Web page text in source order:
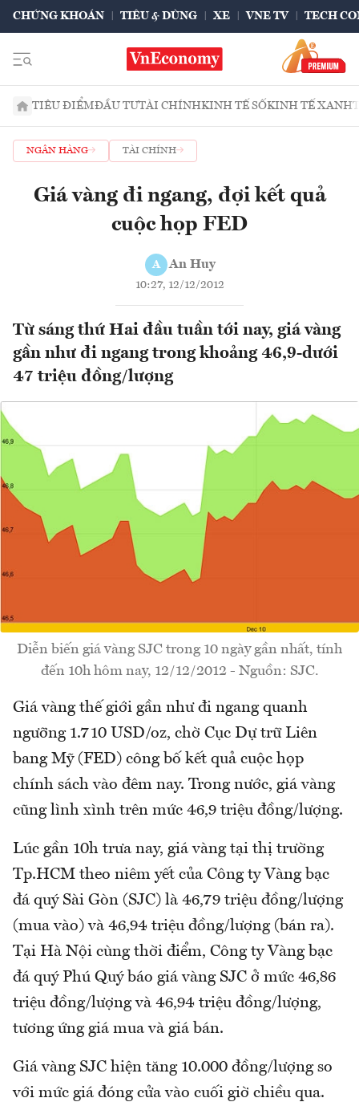
CHỨNG KHOÁN TIÊU & DÙNG XE VNE TV TECH
TIÊU ĐIỂMĐẦU TƯTÀI CHÍNHKINH TẾ SỐKINH TẾ XANH
NGÂN HÀNG TÀI CHÍNH
Giá vàng đi ngang, đợi kết quả
cuộc họp FED
A An Huy
10:27, 12/12/2012
Từ sáng thứ Hai đầu tuần tới nay, giá vàng
gần như đi ngang trong khoảng 46,9-dưới
47 triệu đồng/lượng
Diễn biến giá vàng SJC trong 10 ngày gần nhất, tính
đến 10h hôm nay, 12/12/2012 - Nguồn: SJC.
Giá vàng thế giới gần như đi ngang quanh
ngưỡng 1.710 USD/oz, chờ Cục Dự trữ Liên
bang Mỹ (FED) công bố kết quả cuộc họp
chính sách vào đêm nay. Trong nước, giá vàng
cũng lình xình trên mức 46,9 triệu đồng/lượng.
Lúc gần 10h trưa nay, giá vàng tại thị trường
Tp.HCM theo niêm yết của Công ty Vàng bạc
đá quý Sài Gòn (SJC) là 46,79 triệu đồng/lượng
(mua vào) và 46,94 triệu đồng/lượng (bán ra).
Tại Hà Nội cùng thời điểm, Công ty Vàng bạc
đá quý Phú Quý báo giá vàng SJC ở mức 46,86
triệu đồng/lượng và 46,94 triệu đồng/lượng,
tương ứng giá mua và giá bán.
Giá vàng SJC hiện tăng 10.000 đồng/lượng so
với mức giá đóng cửa vào cuối giờ chiều qua.